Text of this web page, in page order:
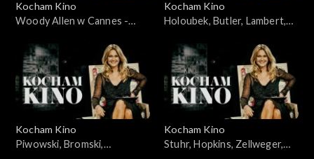
Kocham Kino
Woody Allen w Cannes -
Kocham Kino
Holoubek, Butler, Lambert,
Kocham Kino
Piwowski, Bromski,
Kocham Kino
Stuhr, Hopkins, Zellweger,